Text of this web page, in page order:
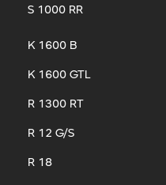
S 1000 RR
K 1600 B
K 1600 GTL
R 1300 RT
R 12 G/S
R 18